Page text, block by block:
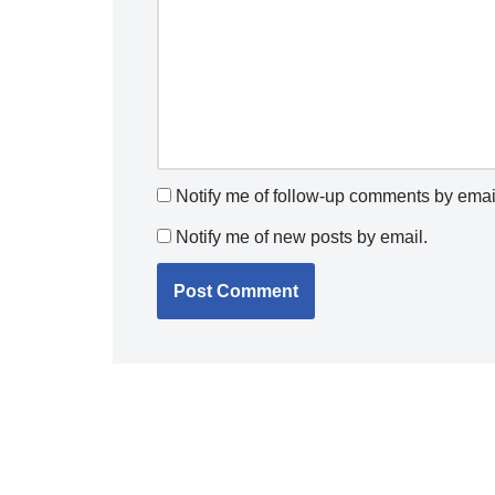
Notify me of follow-up comments by
Notify me of new posts by email.